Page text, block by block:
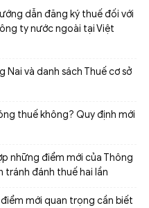
dẫn đăng ký thuế đối với
ty nước ngoài tại Việt
và danh sách Thuế cơ sở
thuế không? Quy định mới
những điểm mới của Thông
tránh đánh thuế hai lần
điểm mới quan trọng cần biết